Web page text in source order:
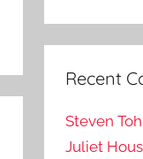
Recent
Steven Toh
Juliet